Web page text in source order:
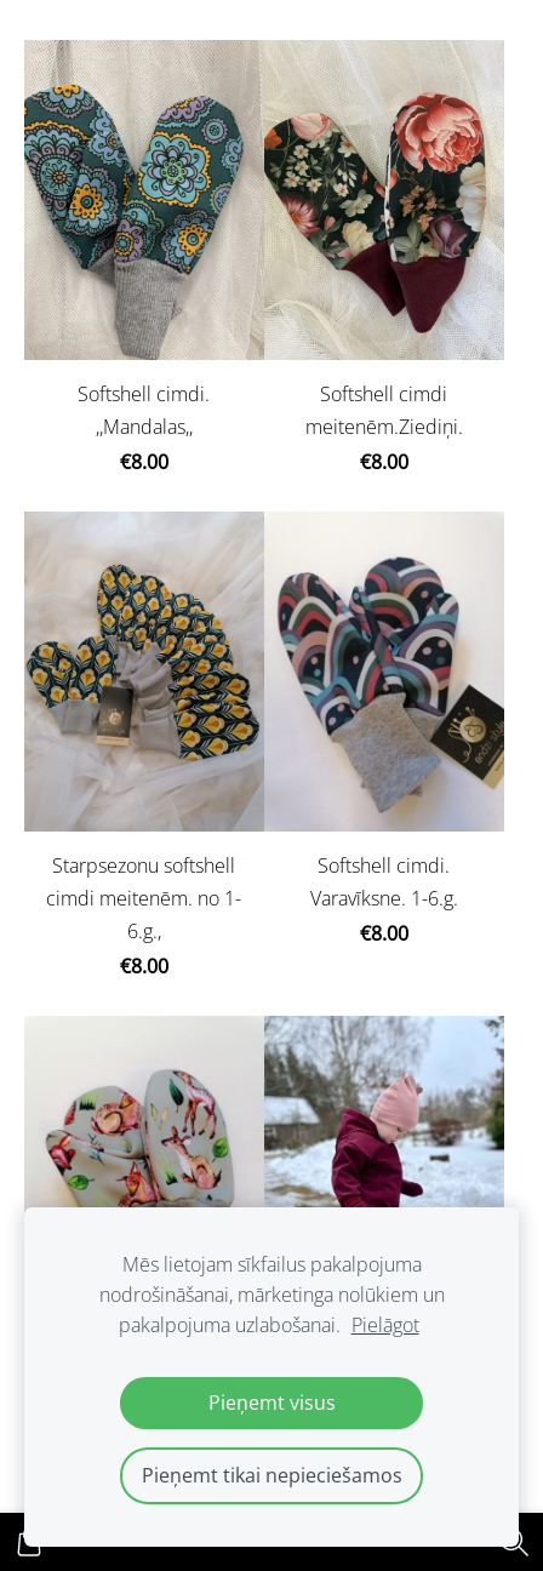
Softshell cimdi.
,,Mandalas,,
€8.00
Softshell cimdi
meitenēm.Ziediņi.
€8.00
Starpsezonu softshell
cimdi meitenēm. no 1-
6.g.,
€8.00
Softshell cimdi.
Varavīksne. 1-6.g.
€8.00
''Stirniņas.'' 1-6.g.
€8.00
cimdi ar atstarotāju
tumsā. no 1-6 g.
€12.00
Mēs lietojam sīkfailus pakalpojuma
nodrošināšanai, mārketinga nolūkiem un
pakalpojuma uzlabošanai. Pielāgot
Pieņemt visus
Pieņemt tikai nepieciešamos